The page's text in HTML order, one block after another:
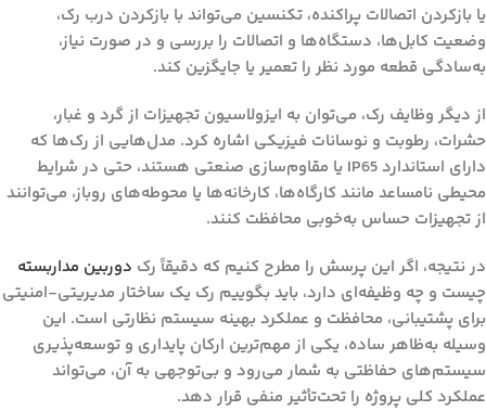
یا بازکردن اتصالات پراکنده، تکنسین می‌تواند با بازکردن درب رک،
وضعیت کابل‌ها، دستگاه‌ها و اتصالات را بررسی و در صورت نیاز،
به‌سادگی قطعه مورد نظر را تعمیر یا جایگزین کند.
از دیگر وظایف رک، می‌توان به ایزولاسیون تجهیزات از گرد و غبار،
حشرات، رطوبت و نوسانات فیزیکی اشاره کرد. مدل‌هایی از رک‌ها که
دارای استاندارد IP65 یا مقاوم‌سازی صنعتی هستند، حتی در شرایط
محیطی نامساعد مانند کارگاه‌ها، کارخانه‌ها یا محوطه‌های روباز، می‌توانند
از تجهیزات حساس به‌خوبی محافظت کنند.
در نتیجه، اگر این پرسش را مطرح کنیم که دقیقاًرک دوربین مداربسته
چیست و چه وظیفه‌ای دارد، باید بگوییم رک یک ساختار مدیریتی-امنیتی
برای پشتیبانی، محافظت و عملکرد بهینه سیستم نظارتی است. این
وسیله به‌ظاهر ساده، یکی از مهم‌ترین ارکان پایداری و توسعه‌پذیری
سیستم‌های حفاظتی به شمار می‌رود و بی‌توجهی به آن، می‌تواند
عملکرد کلی پروژه را تحت‌تأثیر منفی قرار دهد.